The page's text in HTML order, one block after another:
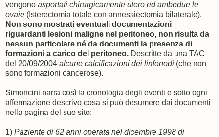
vengono asportati chirurgicamente utero ed ambedue le
ovaie (Isterectomia totale con annessiectomia bilaterale).
Non sono mostrati eventuali documentazioni
riguardanti lesioni maligne nel peritoneo, non risulta da
nessun particolare né da documenti la presenza di
formazioni a carico del peritoneo. Descritte da una TAC
del 20/09/2004 alcune calcificazioni dei linfonodi (che non
sono formazioni cancerose).
Simoncini narra così la cronologia degli eventi e sotto ogni
affermazione descrivo cosa si può desumere dai documenti
nella pagina del suo sito:
1) Paziente di 62 anni operata nel dicembre 1998 di